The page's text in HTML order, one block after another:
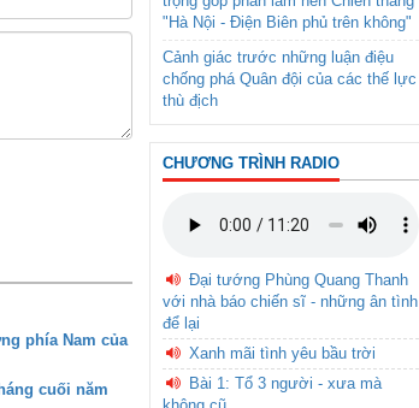
phía Nam của
cuối năm
"Hà Nội - Điện Biên phủ trên không"
Cảnh giác trước những luận điệu
chống phá Quân đội của các thế lực
thù địch
CHƯƠNG TRÌNH RADIO
Đại tướng Phùng Quang Thanh
với nhà báo chiến sĩ - những ân tình
để lại
Xanh mãi tình yêu bầu trời
Bài 1: Tổ 3 người - xưa mà